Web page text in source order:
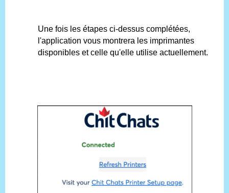
Une fois les étapes ci-dessus complétées,
l'application vous montrera les imprimantes
disponibles et celle qu'elle utilise actuellement.